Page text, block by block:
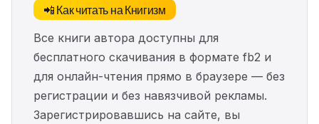
📲 Как читать на Книгизм
Все книги автора доступны для
бесплатного скачивания в формате fb2 и
для онлайн-чтения прямо в браузере — без
регистрации и без навязчивой рекламы.
Зарегистрировавшись на сайте, вы